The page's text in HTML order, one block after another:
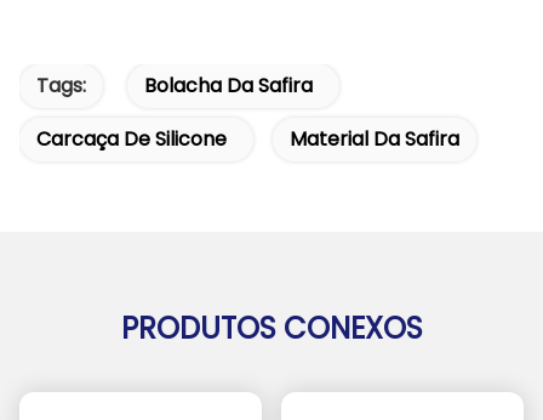
Tags:
Bolacha Da Safira
Carcaça De Silicone
Material Da Safira
PRODUTOS CONEXOS